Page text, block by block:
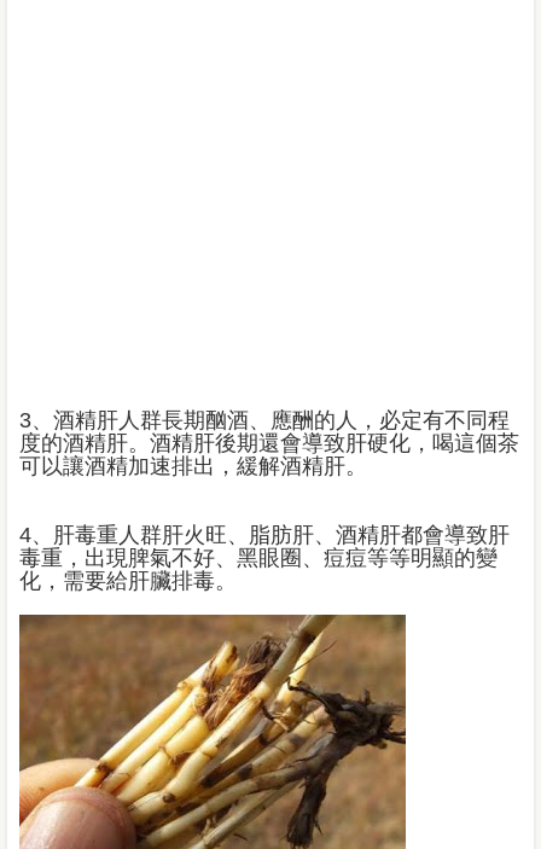
3、酒精肝人群長期酗酒、應酬的人，必定有不同程
度的酒精肝。酒精肝後期還會導致肝硬化，喝這個茶
可以讓酒精加速排出，緩解酒精肝。
4、肝毒重人群肝火旺、脂肪肝、酒精肝都會導致肝
毒重，出現脾氣不好、黑眼圈、痘痘等等明顯的變
化，需要給肝臟排毒。